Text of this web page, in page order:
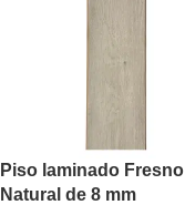
Piso laminado Fresno
Natural de 8 mm